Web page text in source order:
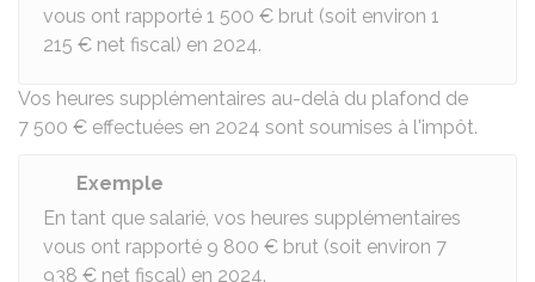
vous ont rapporté 1 500 € brut (soit environ 1
215 € net fiscal) en 2024.
Vos heures supplémentaires au-delà du plafond de
7 500 € effectuées en 2024 sont soumises à l'impôt.
Exemple
En tant que salarié, vos heures supplémentaires
vous ont rapporté 9 800 € brut (soit environ 7
938 € net fiscal) en 2024.